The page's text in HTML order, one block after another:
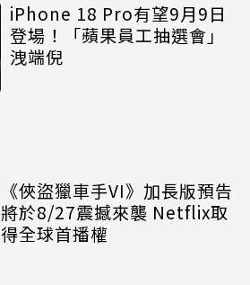
iPhone 18 Pro有望9月9日
登場！「蘋果員工抽選會」
洩端倪
《俠盜獵車手VI》加長版預告
將於8/27震撼來襲 Netflix取
得全球首播權